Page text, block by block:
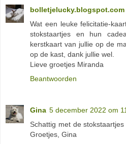
bolletjelucky.blogspot.com
Wat een leuke felicitatie-
stokstaartjes en hun
kerstkaart van jullie op de
op de kast, dank jullie wel.
Lieve groetjes Miranda
Beantwoorden
Gina 5 december 2022 om
Schattig met de
Groetjes, Gina